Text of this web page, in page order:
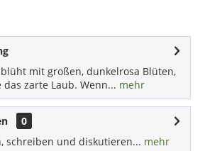
mit großen, dunkelrosa Blüten,
zarte Laub. Wenn... mehr
0
schreiben und diskutieren... mehr